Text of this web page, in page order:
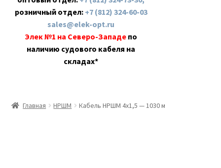
розничный отдел: +7 (812) 324-60-03
sales@elek-opt.ru
Элек №1 на Северо-Западе по
наличию судового кабеля на
складах*
Главная НРШМ Кабель НРШМ 4х1,5 — 1030 м